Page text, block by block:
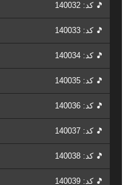
🎵 کد: 140032
🎵 کد: 140033
🎵 کد: 140034
🎵 کد: 140035
🎵 کد: 140036
🎵 کد: 140037
🎵 کد: 140038
🎵 کد: 140039